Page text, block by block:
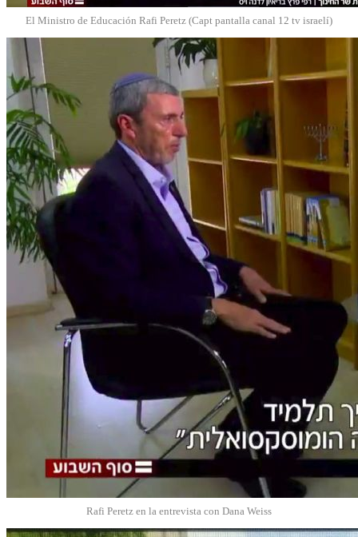
El Ministro de Educación Rafi Peretz (Capt pantalla canal 12 tv israelí)
Rafi Peretz en la entrevista con Dana Weiss